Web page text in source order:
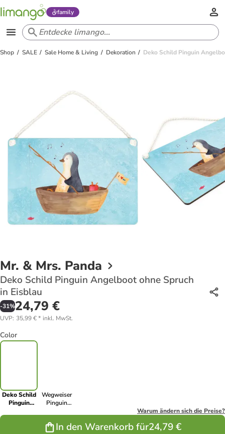
family
Shop SALE Sale Home & Living Dekoration Deko Schild Pinguin
Mr. & Mrs. Panda
Deko Schild Pinguin Angelboot ohne Spruch
in Eisblau
-31%24,79 €
UVP: 35,99 €* inkl. MwSt.
Color
Deko Schild
Pinguin
ohne Spruch
Wegweiser
Pinguin
in Weiß
Warum ändern sich die Preise?
In den Warenkorb für24,79 €